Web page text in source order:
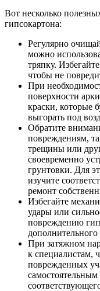
Вот несколько
гипсокартона:
Регулярно
можно
тряпку.
чтобы не
При
поверхности
краски, которые
выгорать под
Обратите
повреждениям,
трещины или
своевременно
грунтовки. Для
изучите
ремонт
Избегайте
удары или
повреждению
дополнительного
При затяжном
к специалистам,
поврежденных